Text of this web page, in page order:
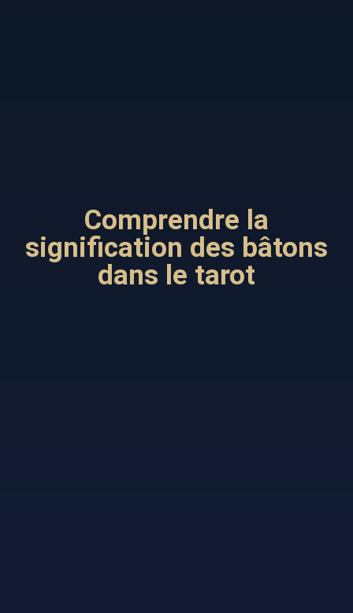
Comprendre la
signification des bâtons
dans le tarot